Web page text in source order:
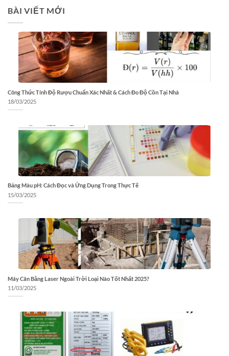
BÀI VIẾT MỚI
Công Thức Tính Độ Rượu Chuẩn Xác Nhất & Cách Đo Độ Cồn Tại Nhà
18/03/2025
Bảng Màu pH: Cách Đọc và Ứng Dụng Trong Thực Tế
15/03/2025
Máy Cân Bằng Laser Ngoài Trời Loại Nào Tốt Nhất 2025?
11/03/2025